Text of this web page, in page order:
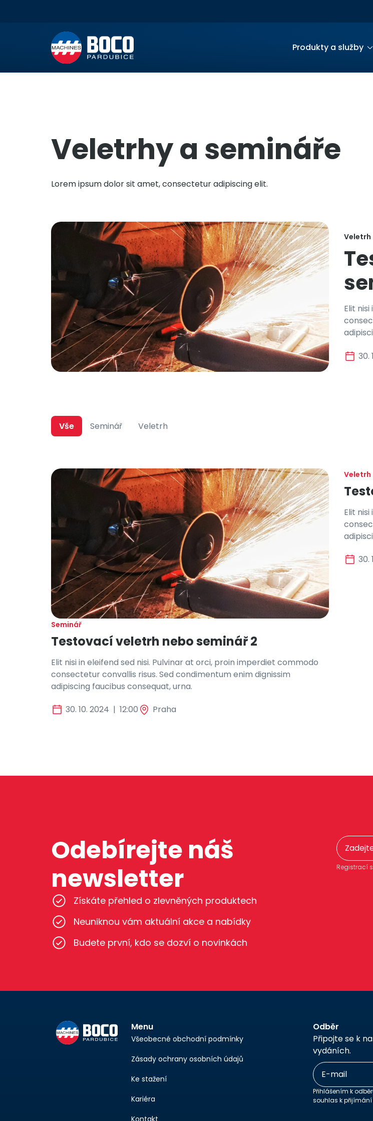
Produkty a služby
Veletrhy a semináře
Lorem ipsum dolor sit amet, consectetur adipiscing elit.
Veletrh
Elit
30.
Seminář Veletrh
Vše
Seminář
Testovací veletrh nebo seminář 2
Elit nisi in eleifend sed nisi. Pulvinar at orci, proin imperdiet commodo
consectetur convallis risus. Sed condimentum enim dignissim
adipiscing faucibus consequat, urna.
30. 10. 2024 | 12:00 Praha
Veletrh
Elit
30.
Odebírejte náš
newsletter
Získáte přehled o zlevněných produktech
Neuniknou vám aktuální akce a nabídky
Budete první, kdo se dozví o novinkách
Registrací
Menu
Všeobecné obchodní podmínky
Zásady ochrany osobních údajů
Ke stažení
Kariéra
Kontakt
Odběr
Připojte se k
vydáních.
Přihlášením k
souhlas k přijímání